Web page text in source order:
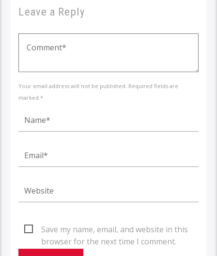
Leave a Reply
Your email address will not be published. Required fields are
marked *
Save my name, email, and website in this
browser for the next time I comment.